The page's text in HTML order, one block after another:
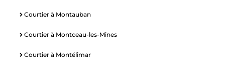
Courtier à Montauban
Courtier à Montceau-les-Mines
Courtier à Montélimar